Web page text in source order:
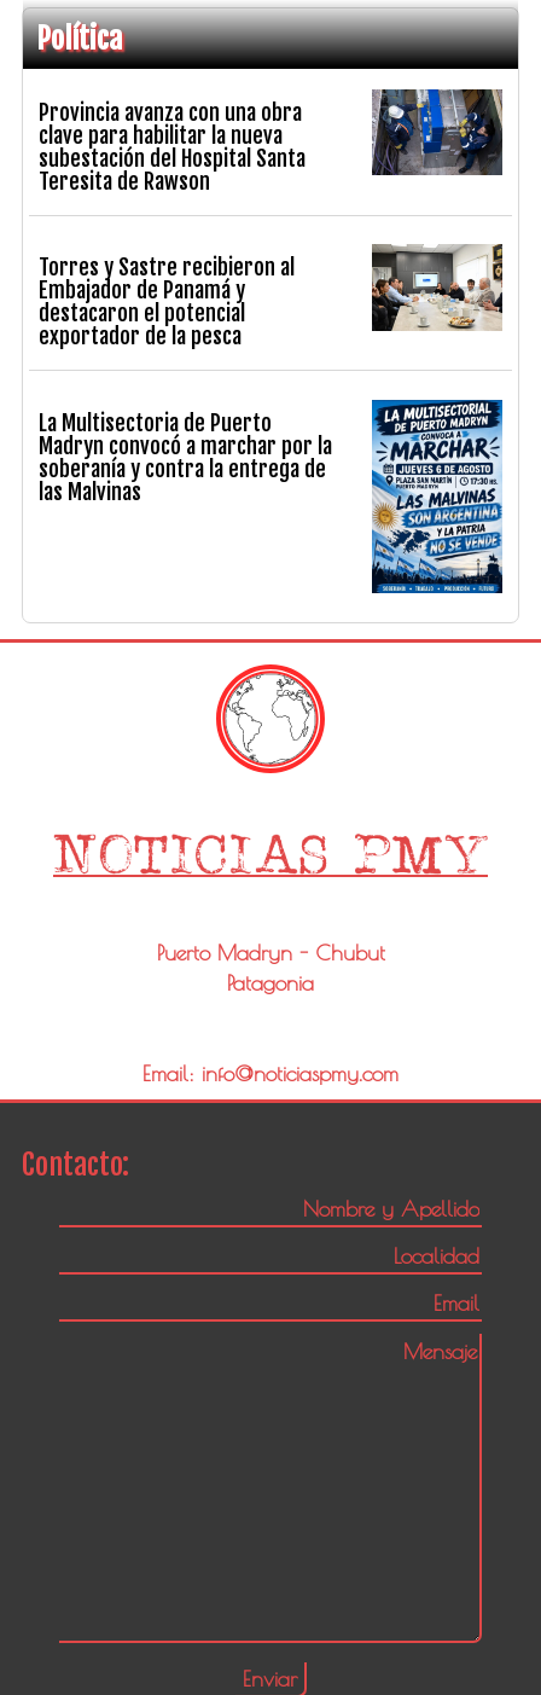
Política
Provincia avanza con una obra
clave para habilitar la nueva
subestación del Hospital Santa
Teresita de Rawson
Torres y Sastre recibieron al
Embajador de Panamá y
destacaron el potencial
exportador de la pesca
La Multisectoria de Puerto
Madryn convocó a marchar por la
soberanía y contra la entrega de
las Malvinas
Puerto Madryn - Chubut
Patagonia
Email: info@noticiaspmy.com
Contacto: